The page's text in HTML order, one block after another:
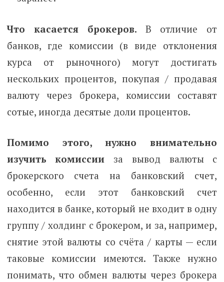
Что касается брокеров. В отличие от
банков, где комиссии (в виде отклонения
курса от рыночного) могут достигать
нескольких процентов, покупая / продавая
валюту через брокера, комиссии составят
сотые, иногда десятые доли процентов.
Помимо этого, нужно внимательно
изучить комиссии за вывод валюты с
брокерского счета на банковский счет,
особенно, если этот банковский счет
находится в банке, который не входит в одну
группу / холдинг с брокером, и за, например,
снятие этой валюты со счёта / карты — если
таковые комиссии имеются. Также нужно
понимать, что обмен валюты через брокера